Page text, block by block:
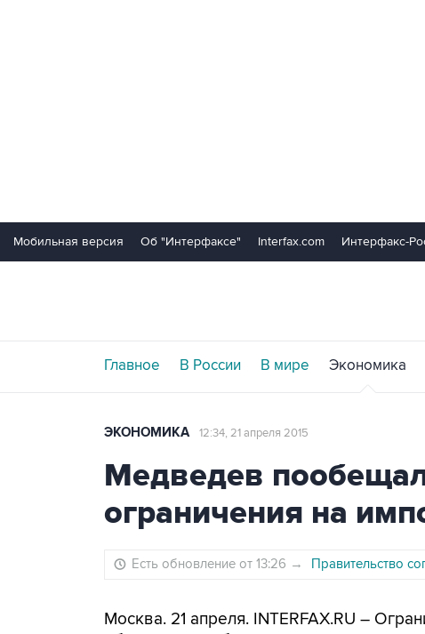
Мобильная версия Об "Интерфаксе" Interfax.com Интерфакс-
Главное В России В мире Экономика
ЭКОНОМИКА 12:34, 21 апреля 2015
Медведев
ограничения на
Есть обновление от 13:26 → Правительство
Москва. 21 апреля. INTERFAX.RU –